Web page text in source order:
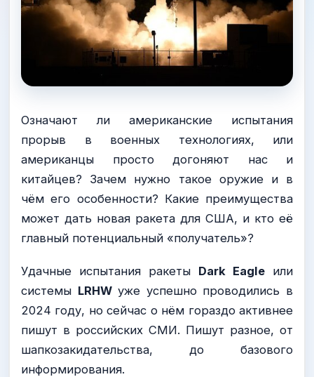
Означают ли американские испытания
прорыв в военных технологиях, или
американцы просто догоняют нас и
китайцев? Зачем нужно такое оружие и в
чём его особенности? Какие преимущества
может дать новая ракета для США, и кто её
главный потенциальный «получатель»?
Удачные испытания ракеты Dark Eagle или
системы LRHWуже успешно проводились в
2024 году, но сейчас о нём гораздо активнее
пишут в российских СМИ. Пишут разное, от
шапкозакидательства, до базового
информирования.